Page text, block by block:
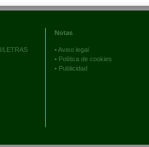
LETRAS
Notas
•Aviso legal
• Política de cookies
• Publicidad